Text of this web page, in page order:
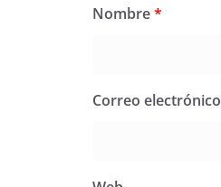
Nombre*
Correo electrónico